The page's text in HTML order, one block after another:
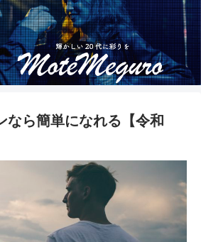
なら簡単になれる【令和